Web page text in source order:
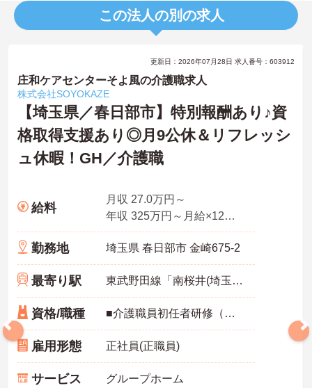
この法人の別の求人
更新日：2026年07月28日 求人番号：603912
庄和ケアセンターそよ風の介護職求人
株式会社SOYOKAZE
【埼玉県／春日部市】特別報酬あり♪資
格取得支援あり◎月9公休＆リフレッシ
ュ休暇！GH／介護職
給料
月収 27.0万円～
年収 325万円～月給×12ヶ月
勤務地 埼玉県 春日部市 金崎675-2
最寄り駅 東武野田線「南桜井(埼玉)駅」徒歩15分
資格/職種 ■介護職員初任者研修（ヘルパー2級）以上 いずれか必須
雇用形態 正社員(正職員)
サービス グループホーム